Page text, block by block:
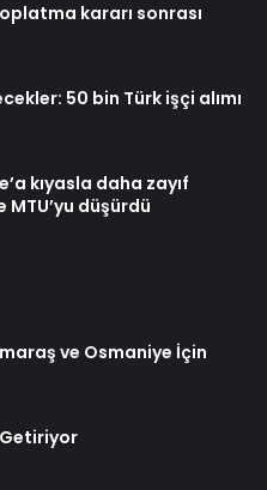
kararı sonrası
50 bin Türk işçi alımı
kıyasla daha zayıf
MTU’yu düşürdü
ve Osmaniye İçin
Getiriyor